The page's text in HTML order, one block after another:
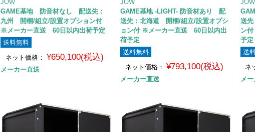
JOW
GAME基地 防音材なし 配送先：
九州 開梱/組立/設置オプション付
※メーカー直送 60日以内出荷予定
送料無料
ネット価格： ¥650,100(税込)
メーカー直送
JOW
GAME基地 -LIGHT- 防音材あり 配
送先：北海道 開梱/組立/設置オプシ
ョン付 ※メーカー直送 60日以内出
荷予定
送料無料
ネット価格：
¥793,100(税込)
メーカー直送
JOW
送
ン
予定
送
ネ
メ